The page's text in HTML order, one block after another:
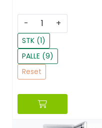
- +
STK (1)
PALLE (9)
Reset